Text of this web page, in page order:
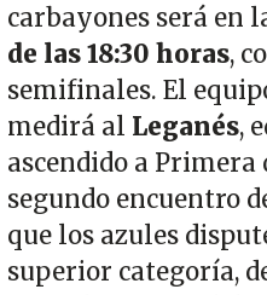
carbayones será en
de las 18:30 horas,
semifinales. El
medirá al Leganés,
ascendido a Primera
segundo encuentro
que los azules
superior categoría,